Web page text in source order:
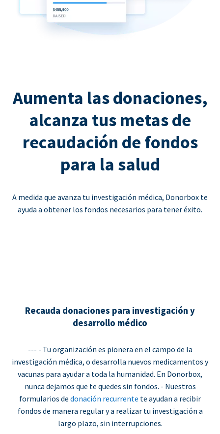
Aumenta las donaciones,
alcanza tus metas de
recaudación de fondos
para la salud
A medida que avanza tu investigación médica, Donorbox te
ayuda a obtener los fondos necesarios para tener éxito.
Recauda donaciones para investigación y
desarrollo médico
--- - Tu organización es pionera en el campo de la
investigación médica, o desarrolla nuevos medicamentos y
vacunas para ayudar a toda la humanidad. En Donorbox,
nunca dejamos que te quedes sin fondos. - Nuestros
formularios de donación recurrente te ayudan a recibir
fondos de manera regular y a realizar tu investigación a
largo plazo, sin interrupciones.